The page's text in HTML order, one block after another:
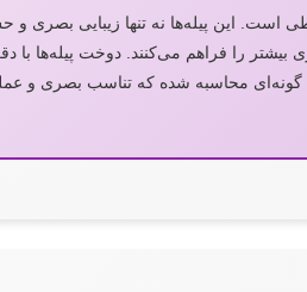
است. این پیله‌ها نه تنها زیبایی بصری و
بیشتر را فراهم می‌کنند. دوخت پیله‌ها
محاسبه شده که تناسب بصری و